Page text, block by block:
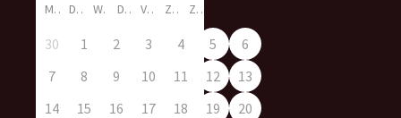
M D W D V Z Z
30 1 2 3 4 5
6
7
8 9 10 11 12
13
14
15 16 17 18 19
20